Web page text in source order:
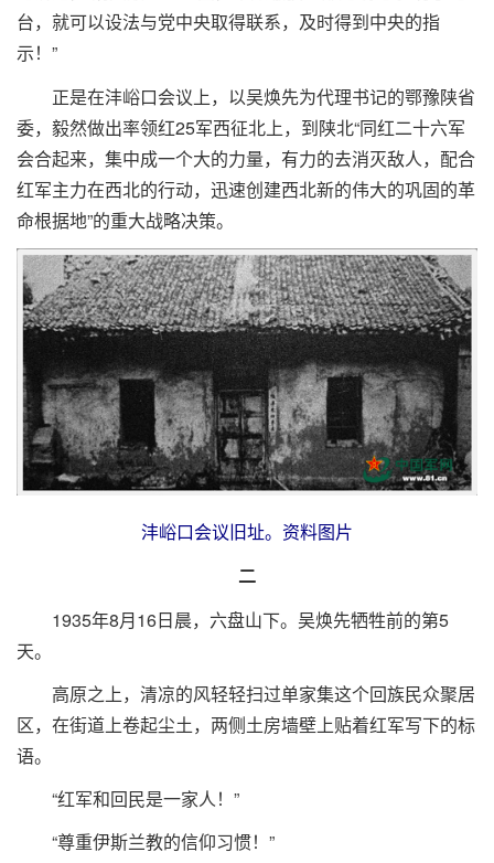
台，就可以设法与党中央取得联系，及时得到中央的指
示！”
正是在沣峪口会议上，以吴焕先为代理书记的鄂豫陕省
委，毅然做出率领红25军西征北上，到陕北“同红二十六军
会合起来，集中成一个大的力量，有力的去消灭敌人，配合
红军主力在西北的行动，迅速创建西北新的伟大的巩固的革
命根据地”的重大战略决策。
沣峪口会议旧址。资料图片
二
1935年8月16日晨，六盘山下。吴焕先牺牲前的第5
天。
高原之上，清凉的风轻轻扫过单家集这个回族民众聚居
区，在街道上卷起尘土，两侧土房墙壁上贴着红军写下的标
语。
“红军和回民是一家人！”
“尊重伊斯兰教的信仰习惯！”